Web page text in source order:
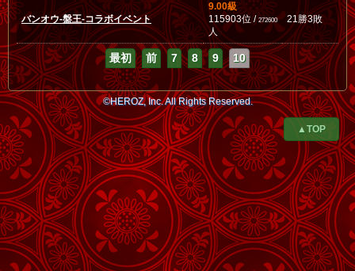
バンオウ-盤王-コラボイベント
9.00級
115903位 /272600
人
21勝3敗
最初 前 7 8 9 10
©HEROZ, Inc. All Rights Reserved.
▲TOP